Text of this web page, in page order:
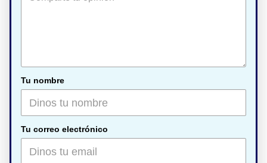
Tu nombre
Tu correo electrónico